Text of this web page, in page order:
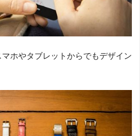
ホやタブレットからでもデザイン